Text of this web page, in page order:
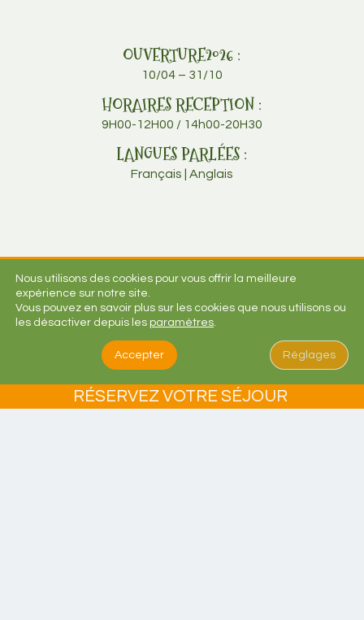
RÉSERVEZ VOTRE SÉJOUR
OUVERTURE2026 :
10/04 – 31/10
HORAIRES RECEPTION :
9H00-12H00 / 14h00-20H30
LANGUES PARLÉES :
Français | Anglais
CARTE BANCAIRE CHÈQUE BANCAIRE
CHEQUE VACANCES CONNECT
Nous utilisons des cookies pour vous offrir la meilleure
expérience sur notre site.
Vous pouvez en savoir plus sur les cookies que nous utilisons ou
les désactiver depuis les paramètres.
Accepter Réglages